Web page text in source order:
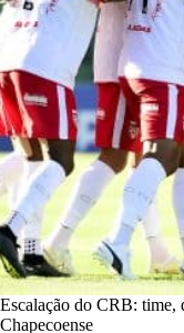
Escalação do CRB: time,
Chapecoense